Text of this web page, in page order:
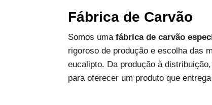
Fábrica de Carvão
Somos umafábrica de carvão
rigoroso de produção e escolha das
eucalipto. Da produção à
para oferecer um produto que